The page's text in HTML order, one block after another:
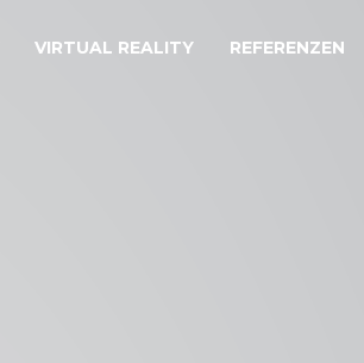
VIRTUAL REALITY REFERENZEN